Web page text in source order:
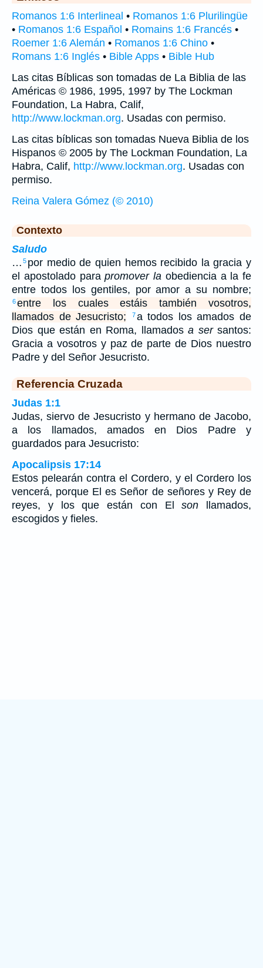
Romanos 1:6 Interlineal • Romanos 1:6 Plurilingüe
• Romanos 1:6 Español • Romains 1:6 Francés •
Roemer 1:6 Alemán • Romanos 1:6 Chino •
Romans 1:6 Inglés • Bible Apps • Bible Hub
Las citas Bíblicas son tomadas de La Biblia de las
Américas © 1986, 1995, 1997 by The Lockman
Foundation, La Habra, Calif,
http://www.lockman.org. Usadas con permiso.
Las citas bíblicas son tomadas Nueva Biblia de los
Hispanos © 2005 by The Lockman Foundation, La
Habra, Calif, http://www.lockman.org. Usadas con
permiso.
Reina Valera Gómez (© 2010)
Contexto
Saludo
… 5 por medio de quien hemos recibido la gracia y
el apostolado parapromover la obediencia a la fe
entre todos los gentiles, por amor a su nombre;
6entre los cuales estáis también vosotros,
llamados de Jesucristo;
7a todos los amados de
Dios que están en Roma, llamados a sersantos:
Gracia a vosotros y paz de parte de Dios nuestro
Padre y del Señor Jesucristo.
Referencia Cruzada
Judas 1:1
Judas, siervo de Jesucristo y hermano de Jacobo,
a los llamados, amados en Dios Padre y
guardados para Jesucristo:
Apocalipsis 17:14
Estos pelearán contra el Cordero, y el Cordero los
vencerá, porque El es Señor de señores y Rey de
reyes, y los que están con Elson llamados,
escogidos y fieles.